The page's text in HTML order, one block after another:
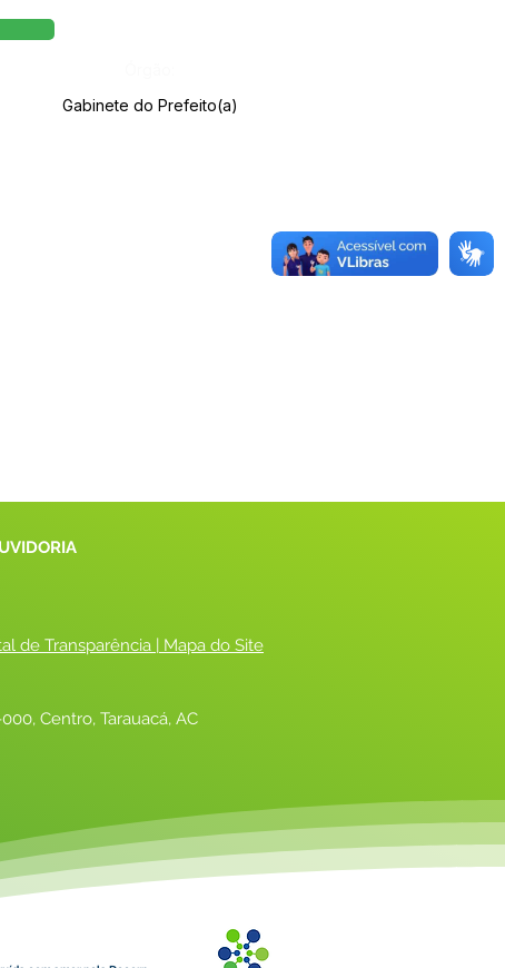
Gabinete do Prefeito(a)
de Transparência | Mapa do Site
Centro, Tarauacá, AC